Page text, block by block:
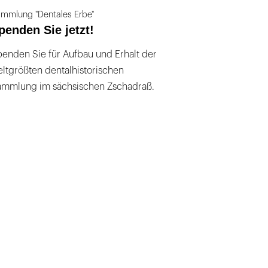
"Dentales Erbe"
Sie jetzt!
Sie für Aufbau und Erhalt der
dentalhistorischen
im sächsischen Zschadraß.